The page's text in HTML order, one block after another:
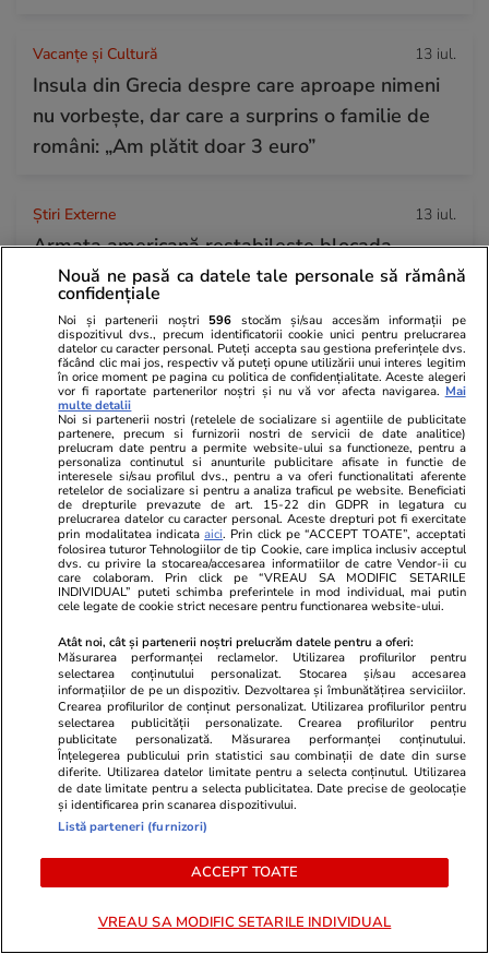
Vacanțe și Cultură 13 iul.
Insula din Grecia despre care aproape nimeni
nu vorbește, dar care a surprins o familie de
români: „Am plătit doar 3 euro”
Știri Externe 13 iul.
Armata americană restabilește blocada
asupra porturilor iraniene, iar Donald Trump
cere taxe de protecție: „20%”
Citește mai multe
TRENDING
Horoscop 13 iul.
Horoscop 14 iulie 2026. Fecioarele este bine
să fie mai prudente decât de obicei, în special
atunci când evaluează situațiile prin care trec
Bani și Afaceri 13 iul.
Cât primești în mână de la 1 iulie din noul
salariu minim și ce mai poți cumpăra cu o oră
de muncă
Știri România
judecată pentru a restitui peste 2.000.000 de
lei. Banii ar fi fost primiți „necuvenit”, după
Nouă ne pasă ca datele tale personale să rămână
confidențiale
Noi și partenerii noștri 596 stocăm și/sau accesăm informații pe
dispozitivul dvs., precum identificatorii cookie unici pentru prelucrarea
datelor cu caracter personal. Puteți accepta sau gestiona preferințele dvs.
făcând clic mai jos, respectiv vă puteți opune utilizării unui interes legitim
în orice moment pe pagina cu politica de confidențialitate. Aceste alegeri
vor fi raportate partenerilor noștri și nu vă vor afecta navigarea. Mai
multe detalii
Noi si partenerii nostri (retelele de socializare si agentiile de publicitate
partenere, precum si furnizorii nostri de servicii de date analitice)
prelucram date pentru a permite website-ului sa functioneze, pentru a
personaliza continutul si anunturile publicitare afisate in functie de
interesele si/sau profilul dvs., pentru a va oferi functionalitati aferente
retelelor de socializare si pentru a analiza traficul pe website. Beneficiati
de drepturile prevazute de art. 15-22 din GDPR in legatura cu
prelucrarea datelor cu caracter personal. Aceste drepturi pot fi exercitate
prin modalitatea indicataaici. Prin click pe “ACCEPT TOATE”, acceptati
folosirea tuturor Tehnologiilor de tip Cookie, care implica inclusiv acceptul
dvs. cu privire la stocarea/accesarea informatiilor de catre Vendor-ii cu
care colaboram. Prin click pe “VREAU SA MODIFIC SETARILE
INDIVIDUAL” puteti schimba preferintele in mod individual, mai putin
cele legate de cookie strict necesare pentru functionarea website-ului.
Atât noi, cât și partenerii noștri prelucrăm datele pentru a oferi:
Măsurarea performanței reclamelor. Utilizarea profilurilor pentru
selectarea conținutului personalizat. Stocarea și/sau accesarea
informațiilor de pe un dispozitiv. Dezvoltarea și îmbunătățirea serviciilor.
Crearea profilurilor de conținut personalizat. Utilizarea profilurilor pentru
selectarea publicității personalizate. Crearea profilurilor pentru
publicitate personalizată. Măsurarea performanței conținutului.
Înțelegerea publicului prin statistici sau combinații de date din surse
diferite. Utilizarea datelor limitate pentru a selecta conținutul. Utilizarea
de date limitate pentru a selecta publicitatea. Date precise de geolocație
și identificarea prin scanarea dispozitivului.
Listă parteneri (furnizori)
ACCEPT TOATE
VREAU SA MODIFIC SETARILE INDIVIDUAL